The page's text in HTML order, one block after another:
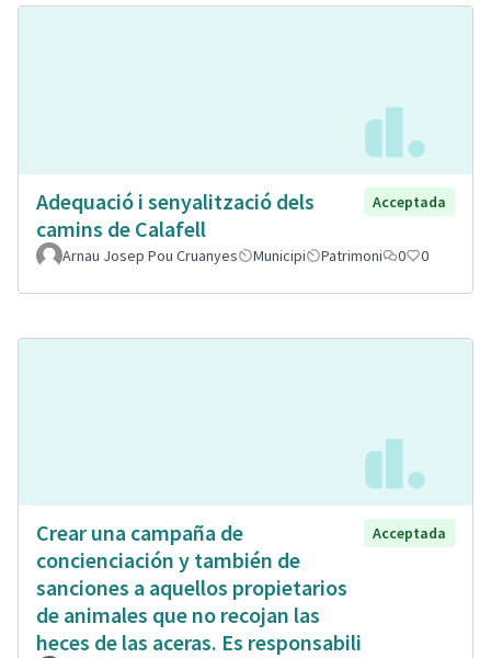
Adequació i senyalització dels
camins de Calafell
Acceptada
Arnau Josep Pou Cruanyes Municipi Patrimoni 0 0
Crear una campaña de
concienciación y también de
sanciones a aquellos propietarios
de animales que no recojan las
heces de las aceras. Es responsabili
Acceptada